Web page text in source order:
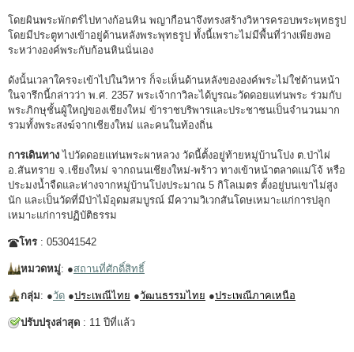
โดยผินพระพักตร์ไปทางก้อนหิน พญากือนาจึงทรงสร้างวิหารครอบพระพุทธรูป
โดยมีประตูทางเข้าอยู่ด้านหลังพระพุทธรูป ทั้งนี้เพราะไม่มีพื้นที่ว่างเพียงพอ
ระหว่างองค์พระกับก้อนหินนั่นเอง
ดังนั้นเวลาใครจะเข้าไปในวิหาร ก็จะเห็นด้านหลังขององค์พระไม่ใช่ด้านหน้า
ในจารึกนี้กล่าวว่า พ.ศ. 2357 พระเจ้ากาวิละได้บูรณะวัดดอยแท่นพระ ร่วมกับ
พระภิกษุชั้นผู้ใหญ่ของเชียงใหม่ ข้าราชบริพารและประชาชนเป็นจำนวนมาก
รวมทั้งพระสงฆ์จากเชียงใหม่ และคนในท้องถิ่น
การเดินทาง ไปวัดดอยแท่นพระผาหลวง วัดนี้ตั้งอยู่ท้ายหมู่บ้านโปง ต.ป่าไผ่
อ.สันทราย จ.เชียงใหม่ จากถนนเชียงใหม่-พร้าว ทางเข้าหน้าตลาดแม่โจ้ หรือ
ประมงน้ำจืดและห่างจากหมู่บ้านโปงประมาณ 5 กิโลเมตร ตั้งอยู่บนเขาไม่สูง
นัก และเป็นวัดที่มีป่าไม้อุดมสมบูรณ์ มีความวิเวกสันโดษเหมาะแก่การปลูก
เหมาะแก่การปฏิบัติธรรม
โทร : 053041542
หมวดหมู่: ●สถานที่ศักดิ์สิทธิ์
กลุ่ม: ●วัด ●ประเพณีไทย ●วัฒนธรรมไทย ●ประเพณีภาคเหนือ
ปรับปรุงล่าสุด : 11 ปีที่แล้ว